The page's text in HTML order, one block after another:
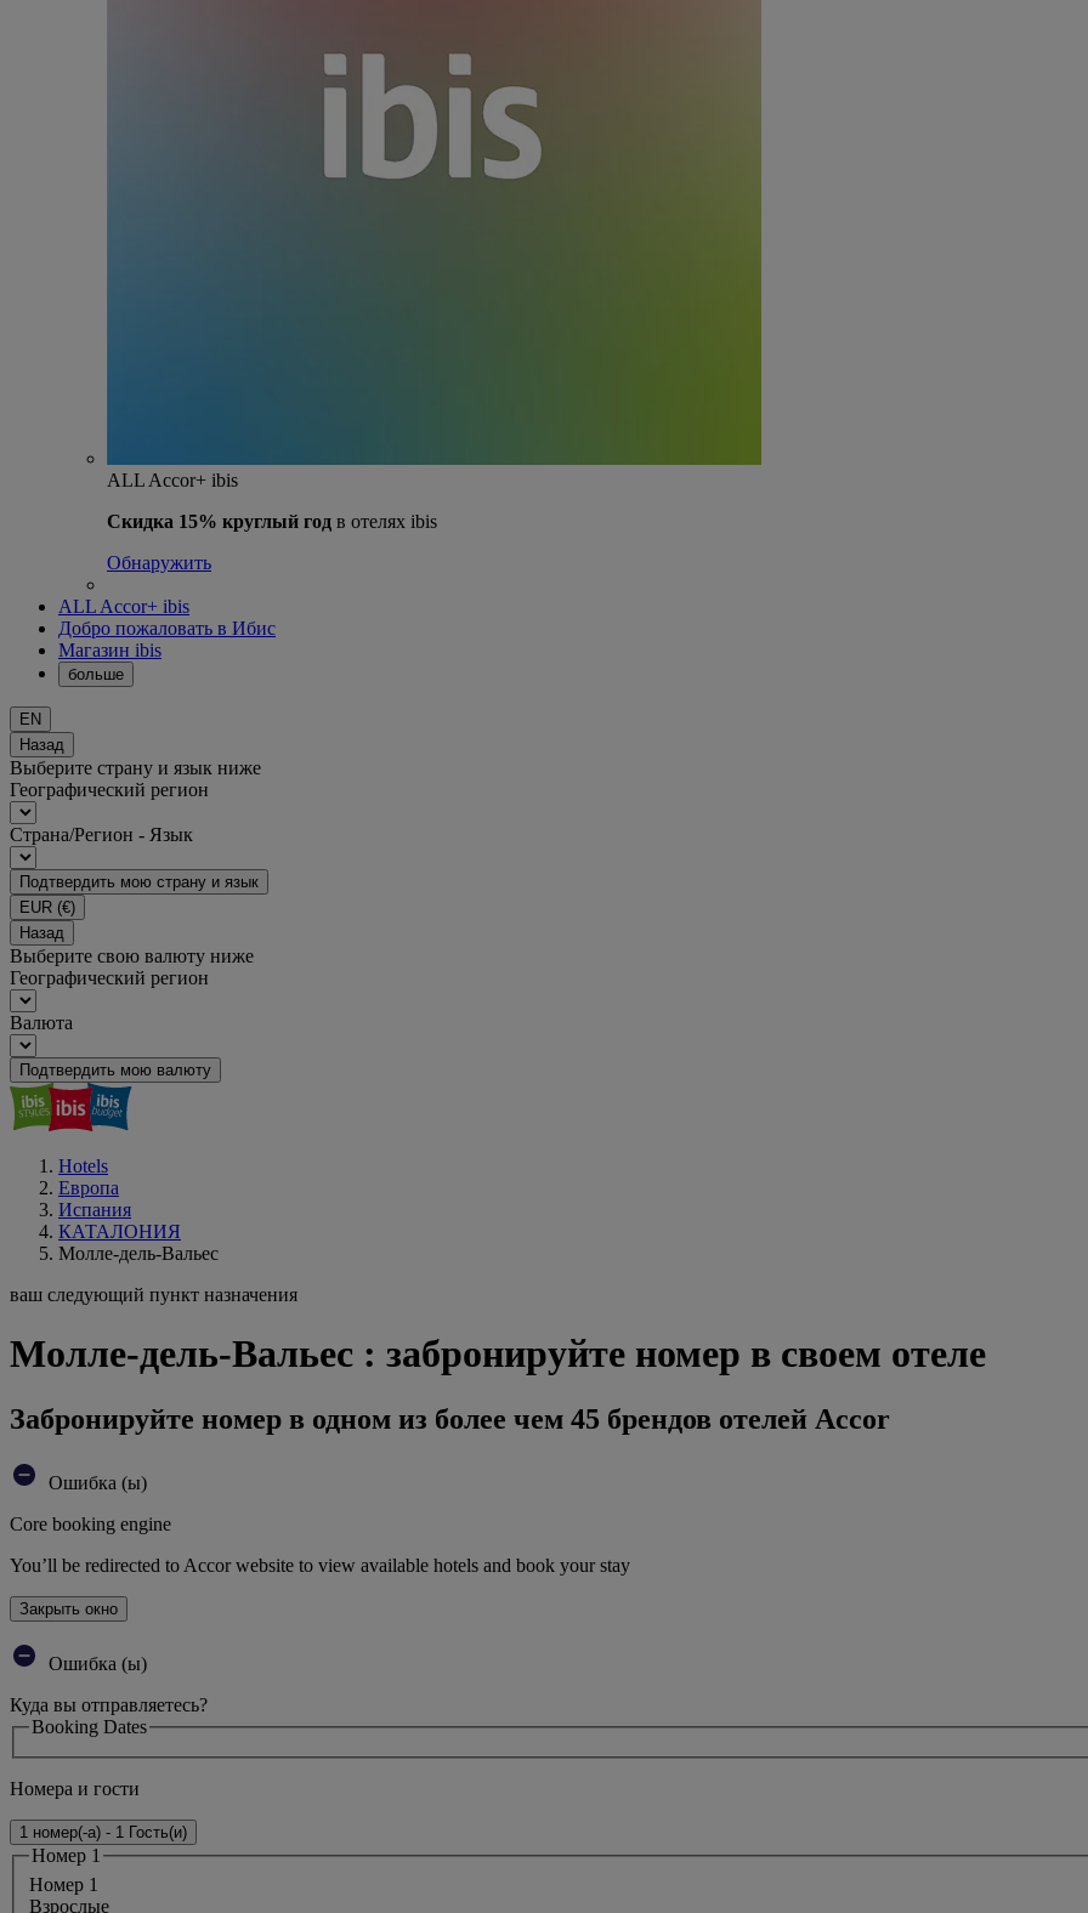
ALL Accor+ ibis
Скидка 15% круглый год в отелях ibis
Обнаружить
ALL Accor+ ibis
Добро пожаловать в Ибис
Магазин ibis
больше
EN
Назад
Выберите страну и язык ниже
Географический регион
Страна/Регион - Язык
Подтвердить мою страну и язык
EUR (€)
Назад
Выберите свою валюту ниже
Географический регион
Валюта
Подтвердить мою валюту
Hotels
Европа
Испания
КАТАЛОНИЯ
Молле-дель-Вальес
ваш следующий пункт назначения
Молле-дель-Вальес : забронируйте номер в своем отеле
Забронируйте номер в одном из более чем 45 брендов отелей Accor
Ошибка (ы)
Core booking engine
You’ll be redirected to Accor website to view available hotels and book your stay
Закрыть окно
Ошибка (ы)
Куда вы отправляетесь?
Booking Dates
Номера и гости
1 номер(-а) - 1 Гость(и)
Номер 1
Номер 1
Bзрослые